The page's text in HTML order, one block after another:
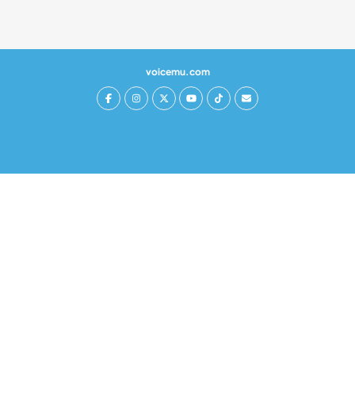
voicemu.com